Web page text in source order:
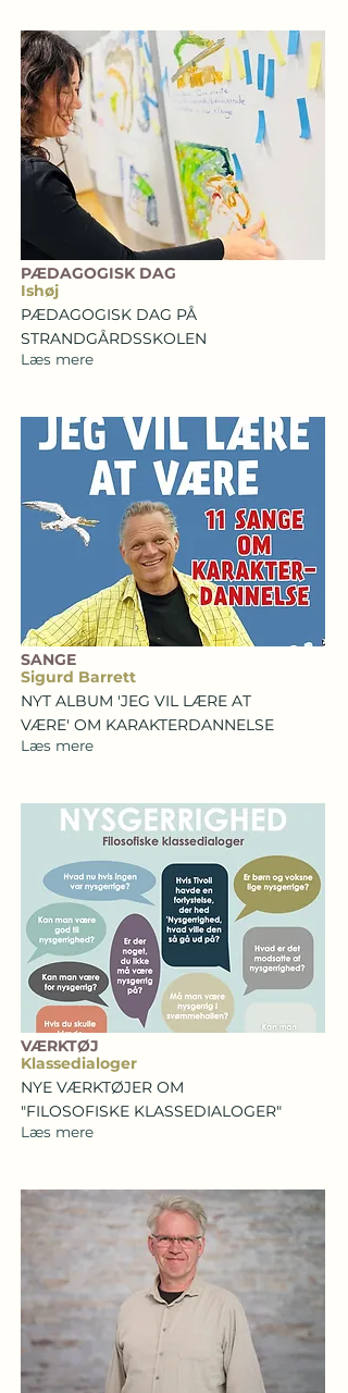
PÆDAGOGISK DAG
Ishøj
PÆDAGOGISK DAG PÅ
STRANDGÅRDSSKOLEN
Læs mere
SANGE
Sigurd Barrett
NYT ALBUM 'JEG VIL LÆRE AT
VÆRE' OM KARAKTERDANNELSE
Læs mere
VÆRKTØJ
Klassedialoger
NYE VÆRKTØJER OM
"FILOSOFISKE KLASSEDIALOGER"
Læs mere